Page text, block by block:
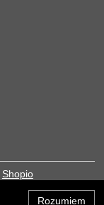
Rozumiem
Shopio